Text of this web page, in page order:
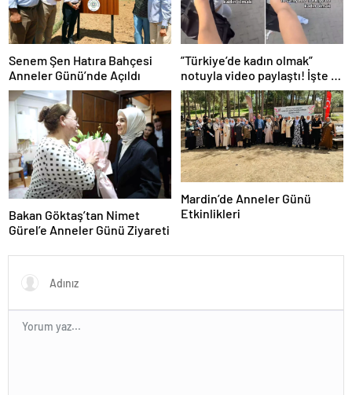
Senem Şen Hatıra Bahçesi
Anneler Günü’nde Açıldı
”Türkiye’de kadın olmak”
notuyla video paylaştı! İşte 14
saniyede yaşananlar
Bakan Göktaş’tan Nimet
Gürel’e Anneler Günü Ziyareti
Mardin’de Anneler Günü
Etkinlikleri